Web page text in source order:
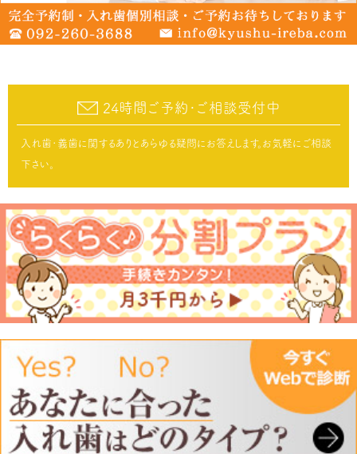
24時間ご予約･ご相談受付中
入れ歯･義歯に関するありとあらゆる疑問にお答えします。お気軽にご相談
下さい。